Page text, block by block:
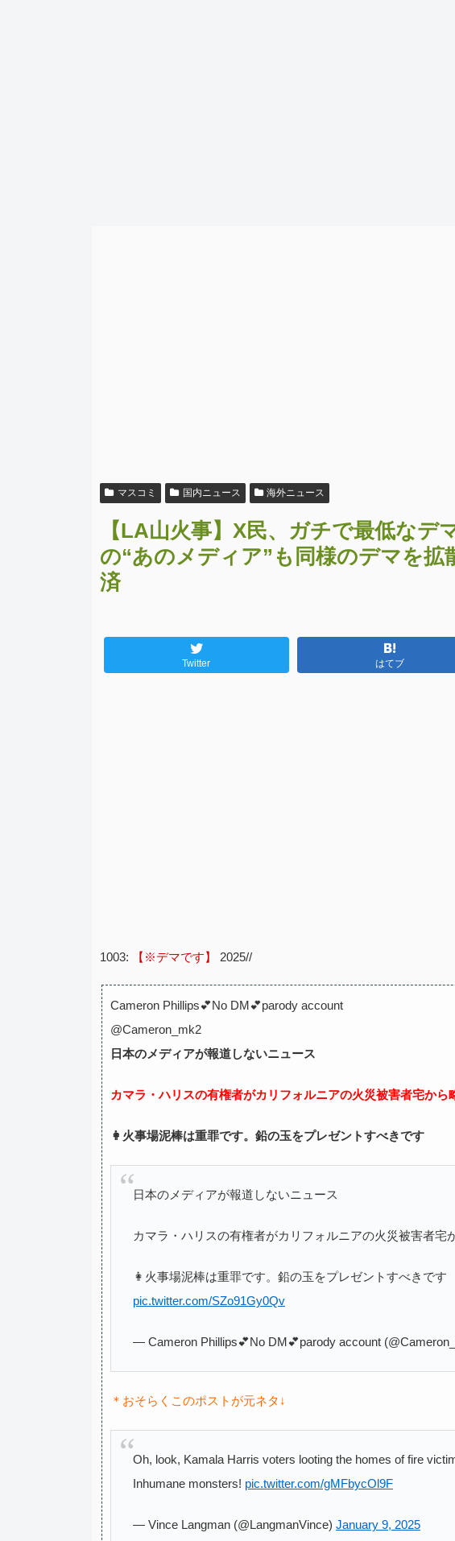
マスコミ 国内ニュース 海外ニュース
【LA山火事】X民、ガチで最低なデ
の“あのメディア”も同様のデマを
済
Twitter はてブ
1003: 【※デマです】 2025//
Cameron Phillips💕No DM💕parody account
@Cameron_mk2
日本のメディアが報道しないニュース
カマラ・ハリスの有権者がカリフォルニアの火災被害者宅から
👩火事場泥棒は重罪です。鉛の玉をプレゼントすべきです
日本のメディアが報道しないニュース
カマラ・ハリスの有権者がカリフォルニアの火災被害者宅
👩火事場泥棒は重罪です。鉛の玉をプレゼントすべきです
pic.twitter.com/SZo91Gy0Qv
— Cameron Phillips💕No DM💕parody account
＊おそらくこのポストが元ネタ↓
Oh, look, Kamala Harris voters looting the homes of fire
Inhumane monsters! pic.twitter.com/gMFbycOl9F
— Vince Langman (@LangmanVince) January 9, 2025